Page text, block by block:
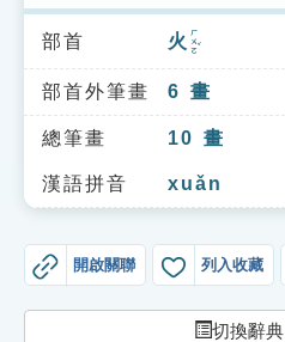
索引選單
知識索引
單字索引
生命大百科索引
遊戲專區
教學應用
部首 火 ㄏㄨㄛˇ
部首外筆畫 6 畫
總筆畫 10 畫
漢語拼音 xuǎn
開啟關聯 列入收藏
切換辭典